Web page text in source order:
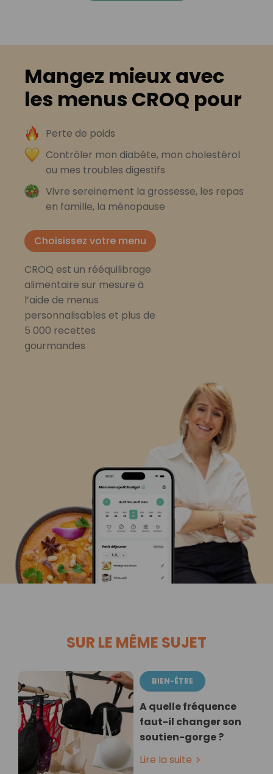
Mangez mieux avec
les menus CROQ pour
Perte de poids
Contrôler mon diabète, mon cholestérol
ou mes troubles digestifs
Vivre sereinement la grossesse, les repas
en famille, la ménopause
Choisissez votre menu
CROQ est un rééquilibrage
alimentaire sur mesure à
l’aide de menus
personnalisables et plus de
5 000 recettes
gourmandes
SUR LE MÊME SUJET
BIEN-ÊTRE
A quelle fréquence
faut-il changer son
soutien-gorge ?
Lire la suite